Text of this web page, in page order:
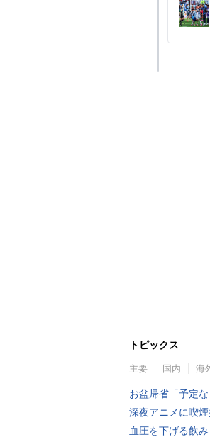
トピックス
主要 国内 海
お盆帰省「予定
深夜アニメに喫
血圧を下げる飲